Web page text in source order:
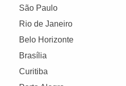
São Paulo
Rio de Janeiro
Belo Horizonte
Brasília
Curitiba